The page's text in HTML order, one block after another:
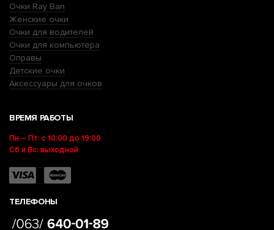
Очки Ray Ban
Женские очки
Очки для водителей
Очки для компьютера
Оправы
Детские очки
Аксессуары для очков
ВРЕМЯ РАБОТЫ
Пн – Пт: с 10:00 до 19:00
Сб и Вс: выходной
ТЕЛЕФОНЫ